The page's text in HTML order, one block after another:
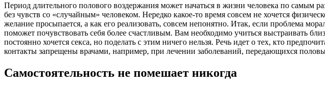
Период длительного полового воздержания может начаться в жизни человека по самым
без чувств со «случайным» человеком. Нередко какое-то время совсем не хочется
желание просыпается, а как его реализовать, совсем непонятно. Итак, если проблема
поможет почувствовать себя более счастливым. Вам необходимо учиться выстраивать
постоянно хочется секса, но поделать с этим ничего нельзя. Речь идет о тех, кто
контакты запрещены врачами, например, при лечении заболеваний, передающихся
Самостоятельность не помешает никогда